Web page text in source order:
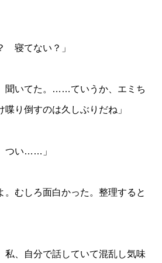
寝てない？」
聞いてた。……ていうか、エミち
喋り倒すのは久しぶりだね」
つい……」
。むしろ面白かった。整理すると
私、自分で話していて混乱し気味